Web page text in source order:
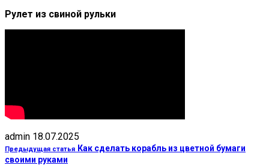
Рулет из свиной рульки
admin 18.07.2025
Предыдущая статья Как сделать корабль из цветной бумаги
своими руками